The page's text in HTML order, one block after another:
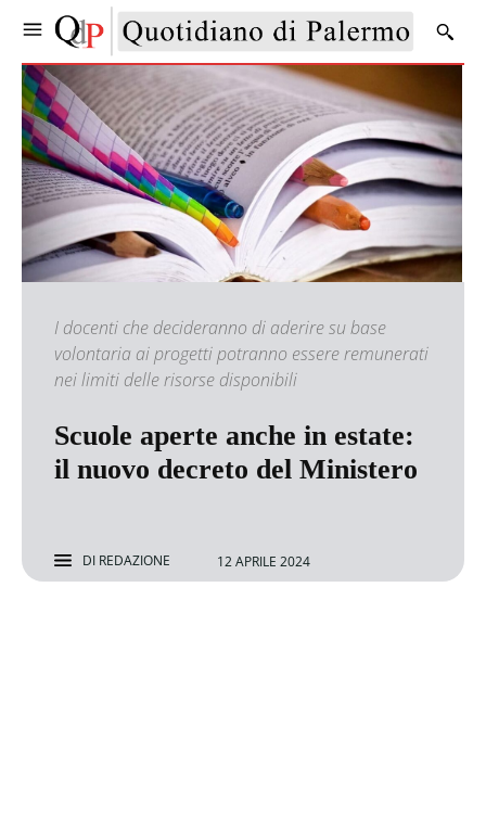
I docenti che decideranno di aderire su base
volontaria ai progetti potranno essere remunerati
nei limiti delle risorse disponibili
Scuole aperte anche in estate:
il nuovo decreto del Ministero
DI REDAZIONE 12 APRILE 2024